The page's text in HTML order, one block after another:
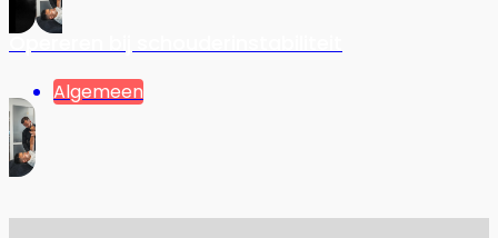
Opereren bij schouderinstabiliteit
Algemeen